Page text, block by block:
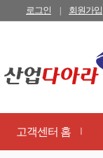
로그인 회원가입
고객센터 홈